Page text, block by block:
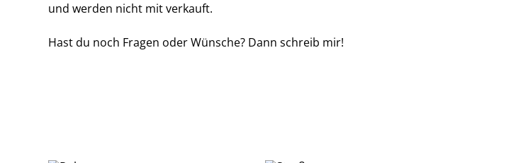
und werden nicht mit verkauft.
Hast du noch Fragen oder Wünsche? Dann schreib mir!